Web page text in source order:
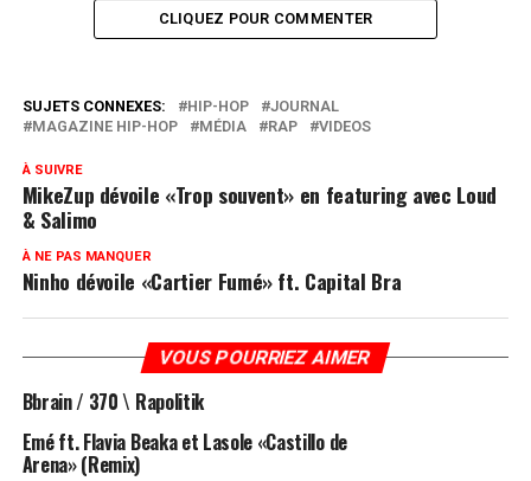
CLIQUEZ POUR COMMENTER
SUJETS CONNEXES: HIP-HOP
JOURNAL
MAGAZINE HIP-HOP
MÉDIA RAP VIDEOS
À SUIVRE
MikeZup dévoile «Trop souvent» en featuring avec Loud
& Salimo
À NE PAS MANQUER
Ninho dévoile «Cartier Fumé» ft. Capital Bra
VOUS POURRIEZ AIMER
Bbrain / 370 \ Rapolitik
Emé ft. Flavia Beaka et Lasole «Castillo de
Arena» (Remix)